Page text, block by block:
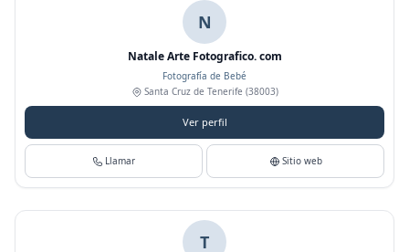
N
Natale Arte Fotografico. com
Fotografía de Bebé
Santa Cruz de Tenerife (38003)
Ver perfil
Llamar Sitio web
T